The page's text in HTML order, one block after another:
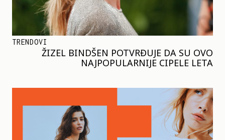
TRENDOVI
ŽIZEL BINDŠEN POTVRĐUJE DA SU OVO
NAJPOPULARNIJE CIPELE LETA